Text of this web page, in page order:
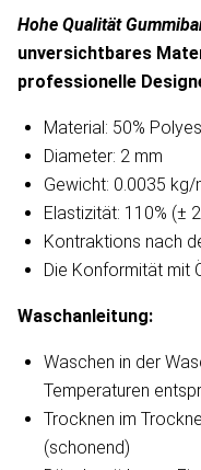
Hohe Qualität
unversichtbares
professionelle
Material: 50%
Diameter: 2 mm
Gewicht: 0.0035 kg/
Elastizität: 110% (±
Kontraktions nach
Die Konformität mit
Waschanleitung​:
Waschen in der
Temperaturen
Trocknen im
(schonend)